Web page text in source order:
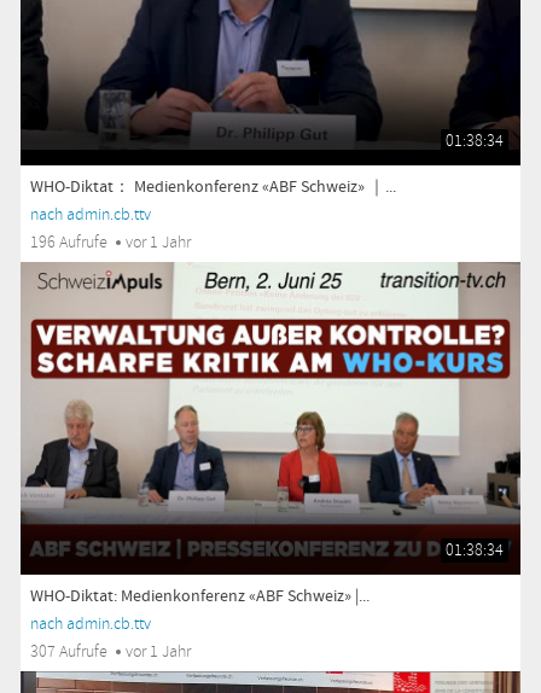
01:38:34
WHO-Diktat： Medienkonferenz «ABF Schweiz» ｜...
nach admin.cb.ttv
196 Aufrufe
vor 1 Jahr
01:38:34
WHO-Diktat: Medienkonferenz «ABF Schweiz» |...
nach admin.cb.ttv
307 Aufrufe
vor 1 Jahr